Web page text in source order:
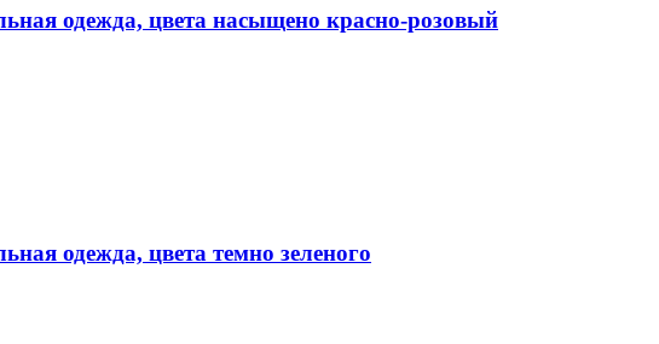
одежда, цвета насыщено красно-розовый
одежда, цвета темно зеленого